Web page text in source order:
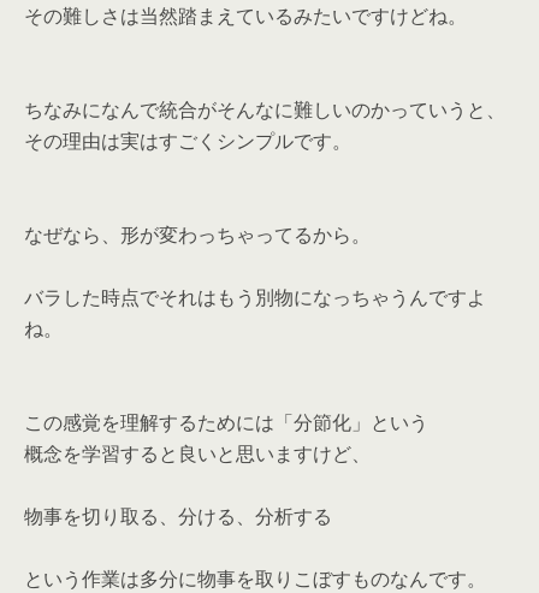
その難しさは当然踏まえているみたいですけどね。
ちなみになんで統合がそんなに難しいのかっていうと、
その理由は実はすごくシンプルです。
なぜなら、形が変わっちゃってるから。
バラした時点でそれはもう別物になっちゃうんですよ
ね。
この感覚を理解するためには「分節化」という
概念を学習すると良いと思いますけど、
物事を切り取る、分ける、分析する
という作業は多分に物事を取りこぼすものなんです。